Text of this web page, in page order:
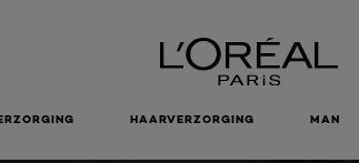
HAARVERZORGING MAN